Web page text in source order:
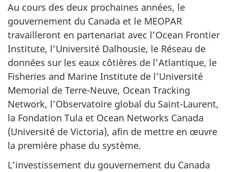
Au cours des deux prochaines années, le
gouvernement du Canada et le MEOPAR
travailleront en partenariat avec l’Ocean Frontier
Institute, l’Université Dalhousie, le Réseau de
données sur les eaux côtières de l’Atlantique, le
Fisheries and Marine Institute de l’Université
Memorial de Terre-Neuve, Ocean Tracking
Network, l’Observatoire global du Saint-Laurent,
la Fondation Tula et Ocean Networks Canada
(Université de Victoria), afin de mettre en œuvre
la première phase du système.
L’investissement du gouvernement du Canada